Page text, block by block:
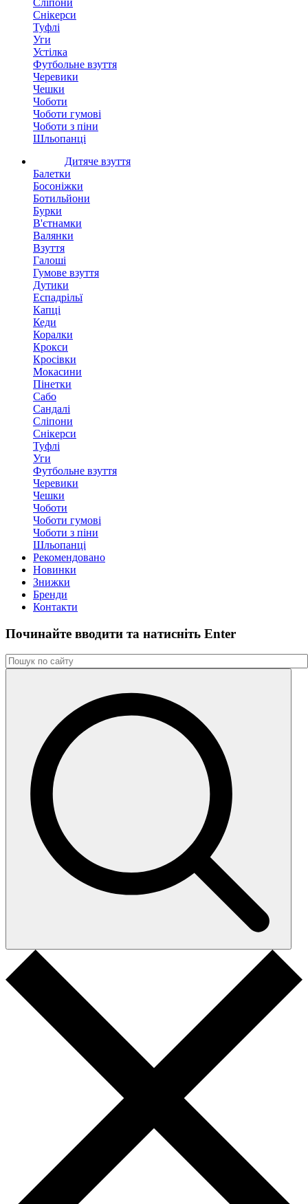
Сліпони
Снікерси
Туфлі
Уги
Устілка
Футбольне взуття
Черевики
Чешки
Чоботи
Чоботи гумові
Чоботи з піни
Шльопанці
Дитяче взуття
Балетки
Босоніжки
Ботильйони
Бурки
В'єтнамки
Валянки
Взуття
Галоші
Гумове взуття
Дутики
Еспадрільї
Капці
Кеди
Коралки
Крокси
Кросівки
Мокасини
Пінетки
Сабо
Сандалі
Сліпони
Снікерси
Туфлі
Уги
Футбольне взуття
Черевики
Чешки
Чоботи
Чоботи гумові
Чоботи з піни
Шльопанці
Рекомендовано
Новинки
Знижки
Бренди
Контакти
Починайте вводити та натиснiть Enter